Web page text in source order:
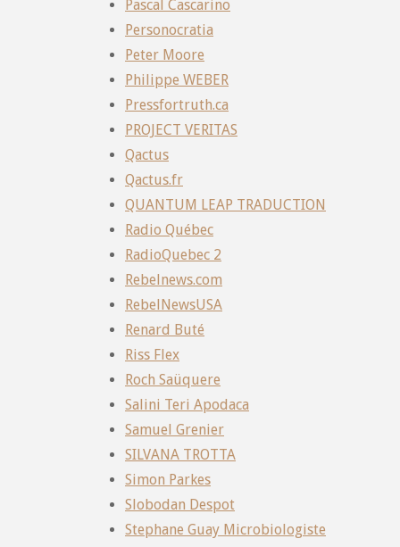
Pascal Cascarino
Personocratia
Peter Moore
Philippe WEBER
Pressfortruth.ca
PROJECT VERITAS
Qactus
Qactus.fr
QUANTUM LEAP TRADUCTION
Radio Québec
RadioQuebec 2
Rebelnews.com
RebelNewsUSA
Renard Buté
Riss Flex
Roch Saüquere
Salini Teri Apodaca
Samuel Grenier
SILVANA TROTTA
Simon Parkes
Slobodan Despot
Stephane Guay Microbiologiste